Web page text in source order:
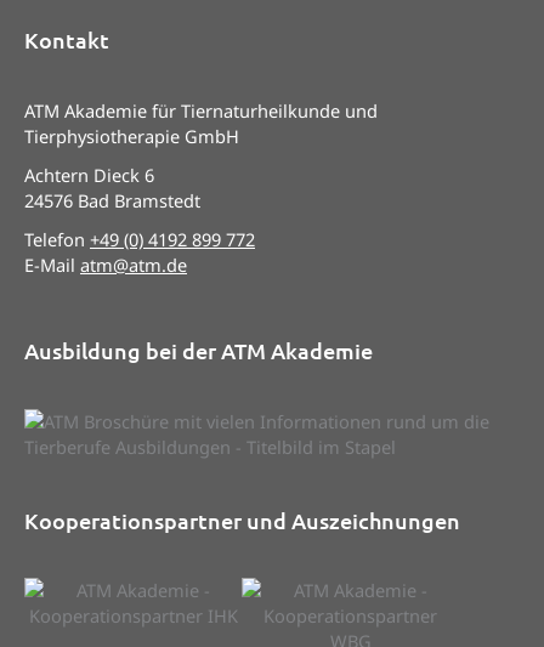
Kontakt
ATM Akademie für Tiernaturheilkunde und
Tierphysiotherapie GmbH
Achtern Dieck 6
24576 Bad Bramstedt
Telefon +49 (0) 4192 899 772
E-Mail atm@atm.de
Ausbildung bei der ATM Akademie
Kooperationspartner und Auszeichnungen